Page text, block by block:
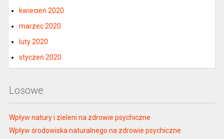
kwiecień 2020
marzec 2020
luty 2020
styczeń 2020
Losowe
Wpływ natury i zieleni na zdrowie psychiczne
Wpływ środowiska naturalnego na zdrowie psychiczne